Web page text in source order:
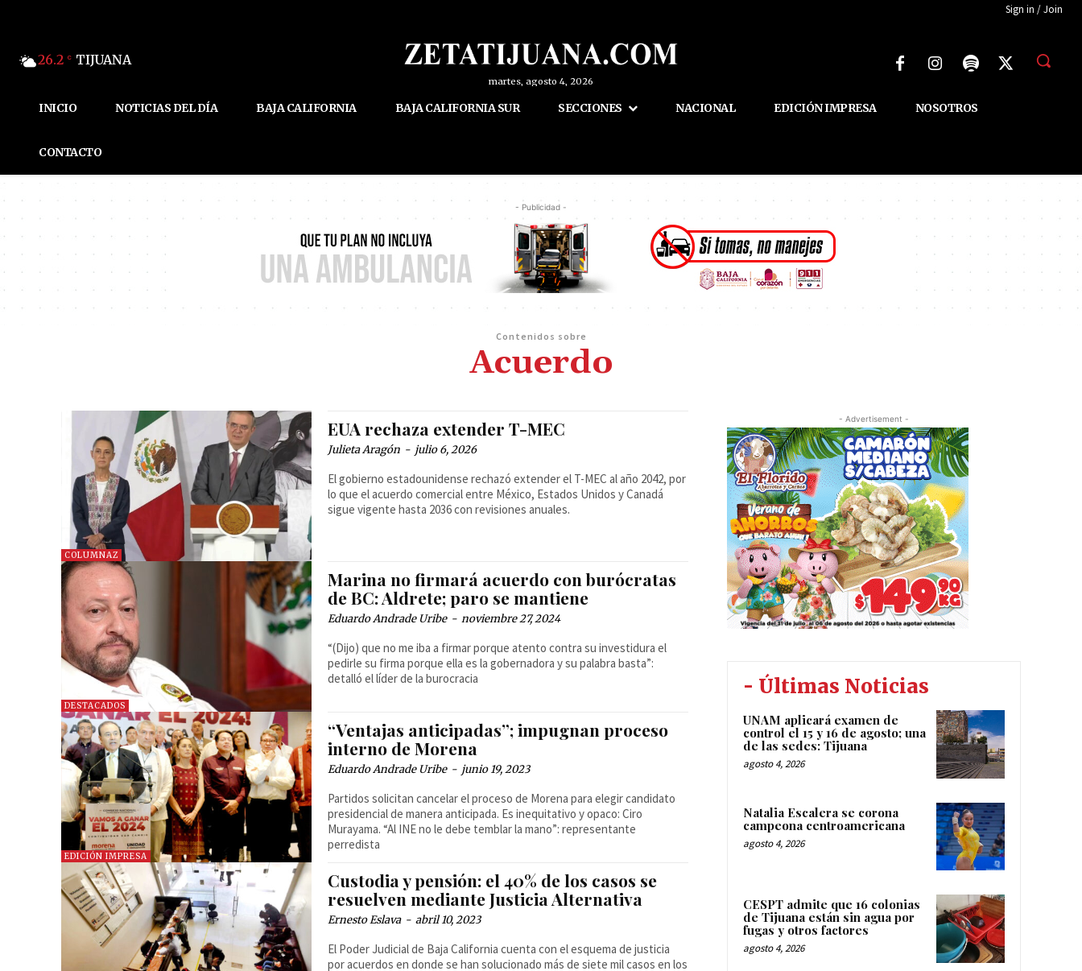
Sign in / Join
26.2 C TIJUANA
martes, agosto 4, 2026
INICIO NOTICIAS DEL DÍA BAJA CALIFORNIA BAJA CALIFORNIA SUR SECCIONES NACIONAL EDICIÓN IMPRESA NOSOTROS
CONTACTO
- Publicidad -
Contenidos sobre
Acuerdo
COLUMNAZ
EUA rechaza extender T-MEC
Julieta Aragón - julio 6, 2026
El gobierno estadounidense rechazó extender el T-MEC al año 2042, por
lo que el acuerdo comercial entre México, Estados Unidos y Canadá
sigue vigente hasta 2036 con revisiones anuales.
DESTACADOS
Marina no firmará acuerdo con burócratas
de BC: Aldrete; paro se mantiene
Eduardo Andrade Uribe - noviembre 27, 2024
“(Dijo) que no me iba a firmar porque atento contra su investidura el
pedirle su firma porque ella es la gobernadora y su palabra basta”:
detalló el líder de la burocracia
EDICIÓN IMPRESA
“Ventajas anticipadas”; impugnan proceso
interno de Morena
Eduardo Andrade Uribe - junio 19, 2023
Partidos solicitan cancelar el proceso de Morena para elegir candidato
presidencial de manera anticipada. Es inequitativo y opaco: Ciro
Murayama. “Al INE no le debe temblar la mano”: representante
perredista
Custodia y pensión: el 40% de los casos se
resuelven mediante Justicia Alternativa
Ernesto Eslava - abril 10, 2023
El Poder Judicial de Baja California cuenta con el esquema de justicia
por acuerdos en donde se han solucionado más de siete mil casos en los
- Advertisement -
- Últimas Noticias
UNAM aplicará examen de
control el 15 y 16 de agosto; una
de las sedes: Tijuana
agosto 4, 2026
Natalia Escalera se corona
campeona centroamericana
agosto 4, 2026
CESPT admite que 16 colonias
de Tijuana están sin agua por
fugas y otros factores
agosto 4, 2026